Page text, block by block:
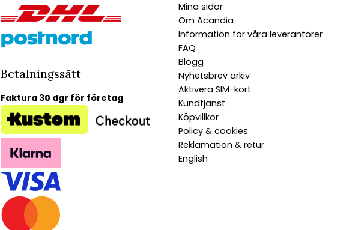
Betalningssätt
Faktura 30 dgr för företag
Mina sidor
Om Acandia
Information för våra leverantörer
FAQ
Blogg
Nyhetsbrev arkiv
Aktivera SIM-kort
Kundtjänst
Köpvillkor
Policy & cookies
Reklamation & retur
English